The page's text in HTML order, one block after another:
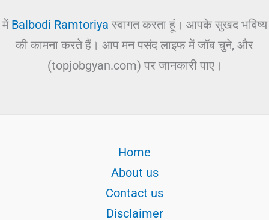
में Balbodi Ramtoriya स्वागत करता हूं। आपके सुखद भविष्य
की कामना करते हैं। आप मन पसंद लाइफ में जॉब चुने, और
(topjobgyan.com) पर जानकारी पाए।
Home
About us
Contact us
Disclaimer